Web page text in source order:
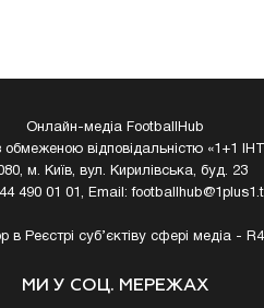
Онлайн-медіа FootballHub
обмеженою відповідальністю «1+1
м. Київ, вул. Кирилівська, буд. 23
490 01 01, Email:
в Реєстрі суб’єктіву сфері медіа -
МИ У СОЦ. МЕРЕЖАХ